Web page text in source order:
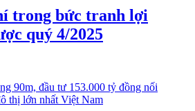
trong bức tranh lợi
quý 4/2025